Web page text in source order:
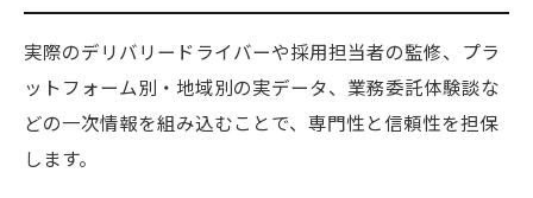
実際のデリバリードライバーや採用担当者の監修、プラ
ットフォーム別・地域別の実データ、業務委託体験談な
どの一次情報を組み込むことで、専門性と信頼性を担保
します。